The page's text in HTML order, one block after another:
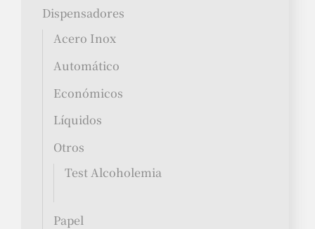
Dispensadores
Acero Inox
Automático
Económicos
Líquidos
Otros
Test Alcoholemia
Papel